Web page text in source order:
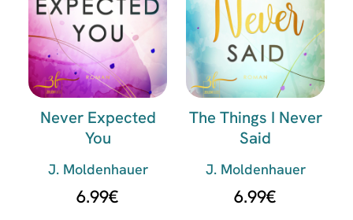
Never Expected
You
J. Moldenhauer
6.99€
The Things I Never
Said
J. Moldenhauer
6.99€